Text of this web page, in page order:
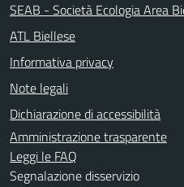
SEAB - Società Ecologia Area
ATL Biellese
Informativa privacy
Note legali
Dichiarazione di accessibilità
Amministrazione trasparente
Leggi le FAQ
Segnalazione disservizio